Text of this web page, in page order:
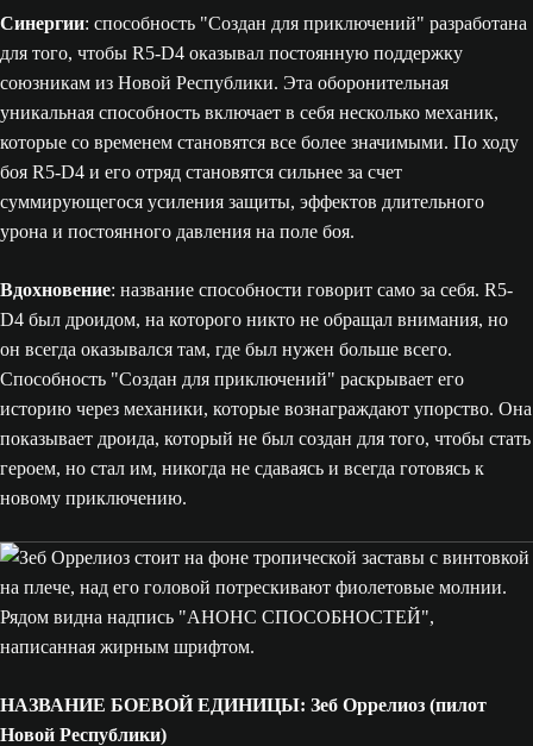
Синергии: способность "Создан для приключений" разработана
для того, чтобы R5-D4 оказывал постоянную поддержку
союзникам из Новой Республики. Эта оборонительная
уникальная способность включает в себя несколько механик,
которые со временем становятся все более значимыми. По ходу
боя R5-D4 и его отряд становятся сильнее за счет
суммирующегося усиления защиты, эффектов длительного
урона и постоянного давления на поле боя.
Вдохновение: название способности говорит само за себя. R5-
D4 был дроидом, на которого никто не обращал внимания, но
он всегда оказывался там, где был нужен больше всего.
Способность "Создан для приключений" раскрывает его
историю через механики, которые вознаграждают упорство. Она
показывает дроида, который не был создан для того, чтобы стать
героем, но стал им, никогда не сдаваясь и всегда готовясь к
новому приключению.
НАЗВАНИЕ БОЕВОЙ ЕДИНИЦЫ: Зеб Оррелиоз (пилот
Новой Республики)